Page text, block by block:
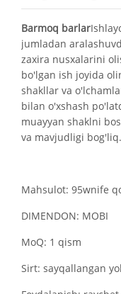
Barmoq barlar
jumladan
zaxira nusxalarini
bo'lgan ish joyida
shakllar va
bilan o'xshash
muayyan shaklni
va mavjudligi bog'liq.
Mahsulot: 95wnife
DIMENDON: MOBI
MoQ: 1 qism
Sirt: sayqallangan